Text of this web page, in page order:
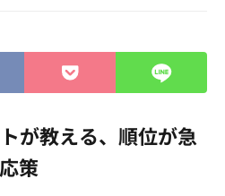
が教える、順位が急
策